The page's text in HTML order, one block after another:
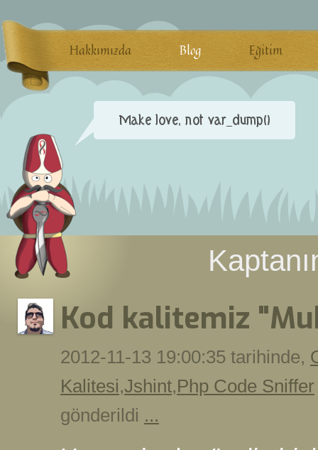
Hakkımızda Blog Eğitim
Kod kalitemiz
2012-11-13 19:00:35 tarihinde,
Kalitesi,Jshint,Php Code Sniffer
gönderildi ...